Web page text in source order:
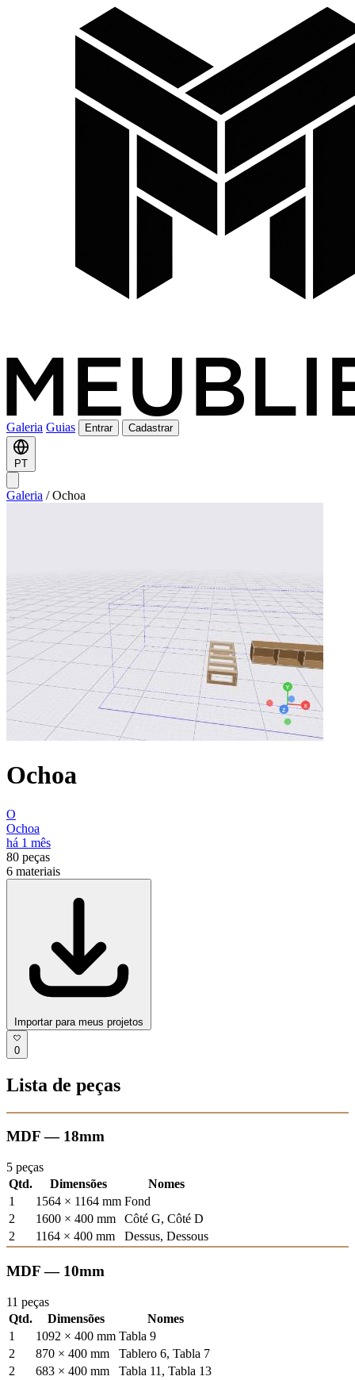
Galeria Guias Entrar Cadastrar
PT
Galeria / Ochoa
Ochoa
O
Ochoa
há 1 mês
80 peças
6 materiais
Importar para meus projetos
0
Lista de peças
MDF — 18mm
5 peças
Qtd.
Dimensões
Nomes
1
1564 × 1164 mm Fond
2
1600 × 400 mm
Côté G, Côté D
2
1164 × 400 mm Dessus, Dessous
MDF — 10mm
11 peças
Qtd.
Dimensões
Nomes
1
1092 × 400 mm Tabla 9
2
870 × 400 mm
Tablero 6, Tabla 7
2
683 × 400 mm
Tabla 11, Tabla 13